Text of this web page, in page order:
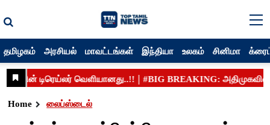
தமிழகம் அரசியல் மாவட்டங்கள் இந்தியா உலகம் சினிமா
Home லைப்ஸ்டைல்